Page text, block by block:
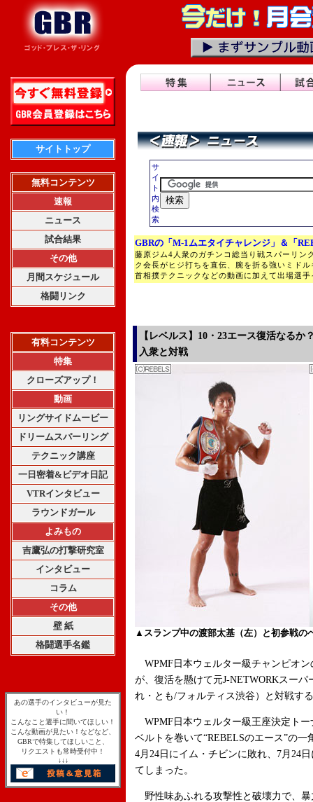
サイトトップ
無料コンテンツ
速報
ニュース
試合結果
その他
月間スケジュール
格闘リンク
有料コンテンツ
特集
クローズアップ！
動画
リングサイドムービー
ドリームスパーリング
テクニック講座
一日密着&ビデオ日記
VTRインタビュー
ラウンドガール
よみもの
吉鷹弘の打撃研究室
インタビュー
コラム
その他
壁 紙
格闘選手名鑑
あの選手のインタビューが見た
い！
こんなこと選手に聞いてほしい！
こんな動画が見たい！などなど、
GBRで特集してほしいこと、
リクエストも常時受付中！
↓↓↓
サ
イ
ト
内
検
索
GBRの「M-1ムエタイチャレンジ」＆「
藤原ジム4人衆のガチンコ総当り戦スパーリン
ク会長がヒジ打ちを直伝、腕を折る強いミド
首相撲テクニックなどの動画に加えて出場選
【レベルス】10・23エース復活なるか
入衆と対戦
▲スランプ中の渡部太基（左）と初参戦の
WPMF日本ウェルター級チャンピオ
が、復活を懸けて元J-NETWORKスー
れ・とも/フォルティス渋谷）と対戦す
WPMF日本ウェルター級王座決定ト
ベルトを巻いて“REBELSのエース”の
4月24日にイム・チビンに敗れ、7月24
てしまった。
野性味あふれる攻撃性と破壊力で、